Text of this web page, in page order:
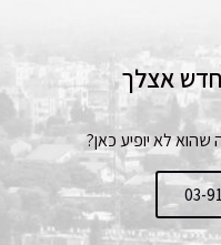
אצלך
שהוא לא יופיע כאן?